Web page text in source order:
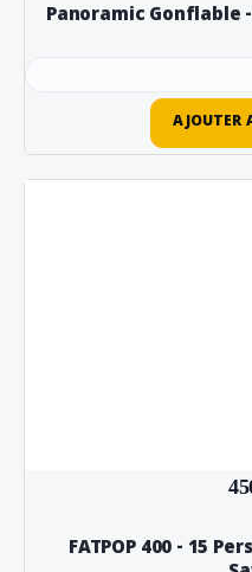
Panoramic Gonflable
AJOUTER
FATPOP 400 - 15